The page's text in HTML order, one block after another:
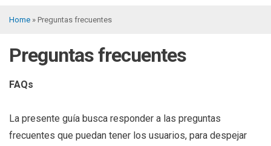
Home Preguntas frecuentes
Preguntas frecuentes
FAQs
La presente guía busca responder a las preguntas
frecuentes que puedan tener los usuarios, para despejar